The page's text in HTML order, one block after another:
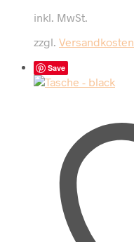
war:
inkl. MwSt.
zzgl. Versandkosten
Save